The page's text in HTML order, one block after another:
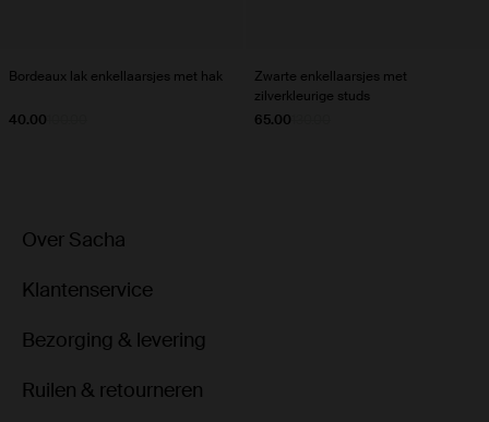
Bordeaux lak enkellaarsjes met hak
40.00
Zwarte enkellaarsjes met
zilverkleurige studs
65.00
Over Sacha
Klantenservice
Bezorging & levering
Ruilen & retourneren